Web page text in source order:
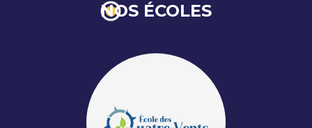
NOS ÉCOLES